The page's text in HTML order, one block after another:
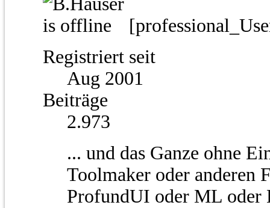
Registriert seit
Aug 2001
Beiträge
2.973
... und das Ganze ohne
Toolmaker oder anderen
ProfundUI oder ML oder